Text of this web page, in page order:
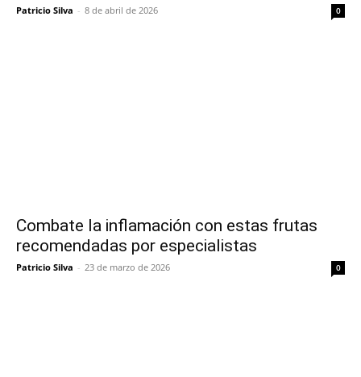
Patricio Silva - 8 de abril de 2026 0
Combate la inflamación con estas frutas
recomendadas por especialistas
Patricio Silva - 23 de marzo de 2026 0